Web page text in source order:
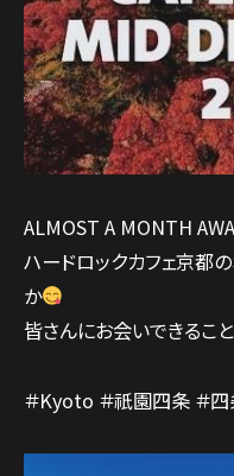
ALMOST A MONTH
ハードロックカフェ京都
か
皆さんにお会いできるこ
＃Kyoto ＃祇園四条 ＃